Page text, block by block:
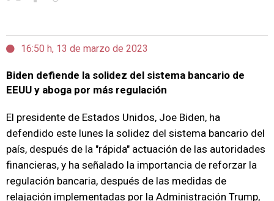
16:50 h, 13 de marzo de 2023
Biden defiende la solidez del sistema bancario de
EEUU y aboga por más regulación
El presidente de Estados Unidos, Joe Biden, ha
defendido este lunes la solidez del sistema bancario del
país, después de la "rápida" actuación de las autoridades
financieras, y ha señalado la importancia de reforzar la
regulación bancaria, después de las medidas de
relajación implementadas por la Administración Trump,